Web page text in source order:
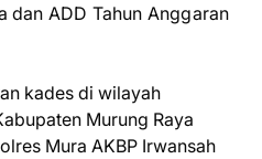
dan ADD Tahun Anggaran
kades di wilayah
Murung Raya
Mura AKBP Irwansah